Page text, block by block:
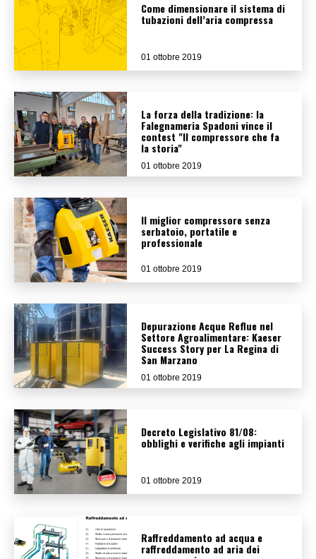
Come dimensionare il sistema di
tubazioni dell’aria compressa
01 ottobre 2019
La forza della tradizione: la
Falegnameria Spadoni vince il
contest "Il compressore che fa
la storia"
01 ottobre 2019
Il miglior compressore senza
serbatoio, portatile e
professionale
01 ottobre 2019
Depurazione Acque Reflue nel
Settore Agroalimentare: Kaeser
Success Story per La Regina di
San Marzano
01 ottobre 2019
Decreto Legislativo 81/08:
obblighi e verifiche agli impianti
01 ottobre 2019
Raffreddamento ad acqua e
raffreddamento ad aria dei